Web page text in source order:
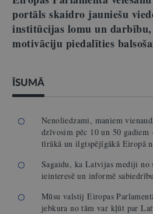
portāls skaidro jauniešu
institūcijas lomu un
motivāciju piedalīties
ĪSUMĀ
Nenoliedzami, maniem
dzīvosim pēc 10 un 50 gadiem
tīrākā un ilgtspējīgākā Eiropā
Sagaidu, ka Latvijas mediji no
ieinteresē un informē
Mūsu valstij Eiropas
jebkura no tām var kļūt par